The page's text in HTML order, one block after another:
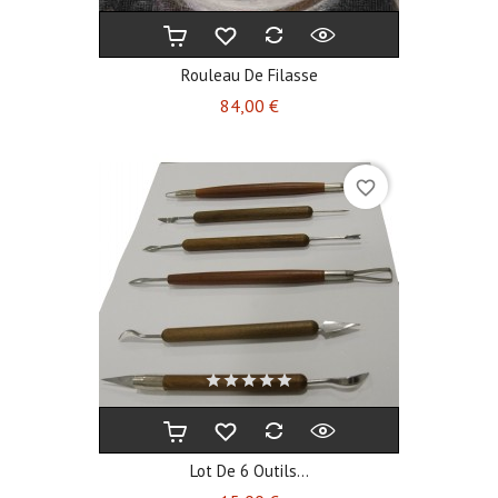
Rouleau De Filasse
84,00 €Prix
Lot De 6 Outils...
favorite_border